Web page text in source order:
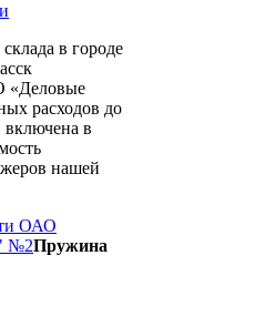
в городе
«Деловые
расходов до
включена в
нашей
ОАО
№2Пружина